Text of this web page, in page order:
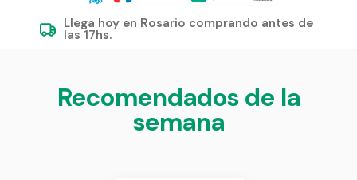
Llega hoy en Rosario comprando antes de
las 17hs.
Recomendados de la
semana